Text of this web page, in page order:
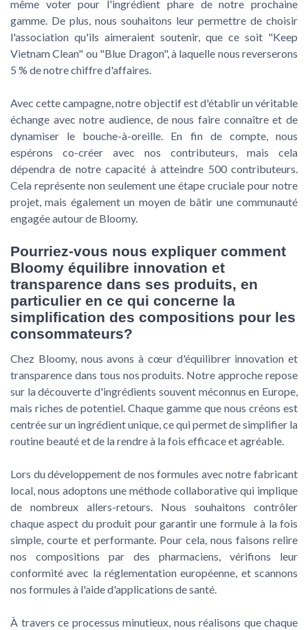
même voter pour l'ingrédient phare de notre prochaine
gamme. De plus, nous souhaitons leur permettre de choisir
l'association qu'ils aimeraient soutenir, que ce soit "Keep
Vietnam Clean" ou "Blue Dragon", à laquelle nous reverserons
5 % de notre chiffre d'affaires.
Avec cette campagne, notre objectif est d'établir un véritable
échange avec notre audience, de nous faire connaître et de
dynamiser le bouche-à-oreille. En fin de compte, nous
espérons co-créer avec nos contributeurs, mais cela
dépendra de notre capacité à atteindre 500 contributeurs.
Cela représente non seulement une étape cruciale pour notre
projet, mais également un moyen de bâtir une communauté
engagée autour de Bloomy.
Pourriez-vous nous expliquer comment
Bloomy équilibre innovation et
transparence dans ses produits, en
particulier en ce qui concerne la
simplification des compositions pour les
consommateurs?
Chez Bloomy, nous avons à cœur d'équilibrer innovation et
transparence dans tous nos produits. Notre approche repose
sur la découverte d'ingrédients souvent méconnus en Europe,
mais riches de potentiel. Chaque gamme que nous créons est
centrée sur un ingrédient unique, ce qui permet de simplifier la
routine beauté et de la rendre à la fois efficace et agréable.
Lors du développement de nos formules avec notre fabricant
local, nous adoptons une méthode collaborative qui implique
de nombreux allers-retours. Nous souhaitons contrôler
chaque aspect du produit pour garantir une formule à la fois
simple, courte et performante. Pour cela, nous faisons relire
nos compositions par des pharmaciens, vérifions leur
conformité avec la réglementation européenne, et scannons
nos formules à l'aide d'applications de santé.
À travers ce processus minutieux, nous réalisons que chaque